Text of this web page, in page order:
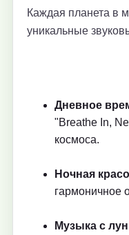
Каждая планета в
уникальные
Дневное
"Breathe In,
космоса.
Ночная
гармоничное
Музыка с